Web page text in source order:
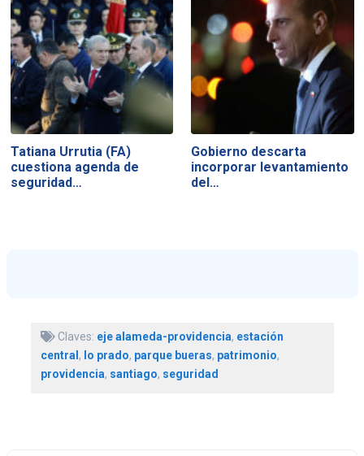
Tatiana Urrutia (FA)
cuestiona agenda de
seguridad…
Gobierno descarta
incorporar levantamiento
del…
Claves: eje alameda-providencia, estación
central, lo prado, parque bueras, patrimonio,
providencia, santiago, seguridad